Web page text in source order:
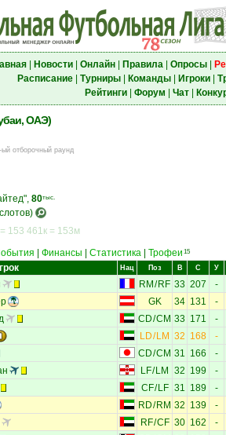
| Новости| Онлайн| Правила| Опросы|
Расписание| Турниры| Команды| Игроки|
Рейтинги| Форум Чат|
ОАЭ)
ый отборочный раунд
80тыс.
слотов)
= 153 461к = 153м
Финансы Статистика Трофеи 15
Нац Поз В С У
RM / RF 33 207 -
GK 34 131 -
CD/CM 33 171 -
LD/ LM 32 168 -
CD/CM 31 166 -
LF/ LM 32 199 -
CF/LF 31 189 -
RD/ RM 32 139 -
RF/CF 30 162 -